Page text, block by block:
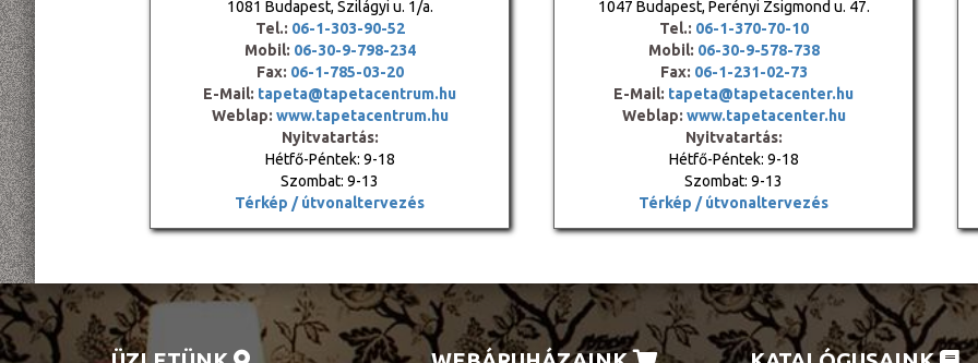
1081 Budapest, Szilágyi u. 1/a.
Tel.: 06-1-303-90-52
Mobil: 06-30-9-798-234
Fax: 06-1-785-03-20
E-Mail: tapeta@tapetacentrum.hu
Weblap: www.tapetacentrum.hu
Nyitvatartás:
Hétfő-Péntek: 9-18
Szombat: 9-13
Térkép / útvonaltervezés
1047 Budapest, Perényi Zsigmond u. 47.
Tel.: 06-1-370-70-10
Mobil: 06-30-9-578-738
Fax: 06-1-231-02-73
E-Mail: tapeta@tapetacenter.hu
Weblap: www.tapetacenter.hu
Nyitvatartás:
Hétfő-Péntek: 9-18
Szombat: 9-13
Térkép / útvonaltervezés